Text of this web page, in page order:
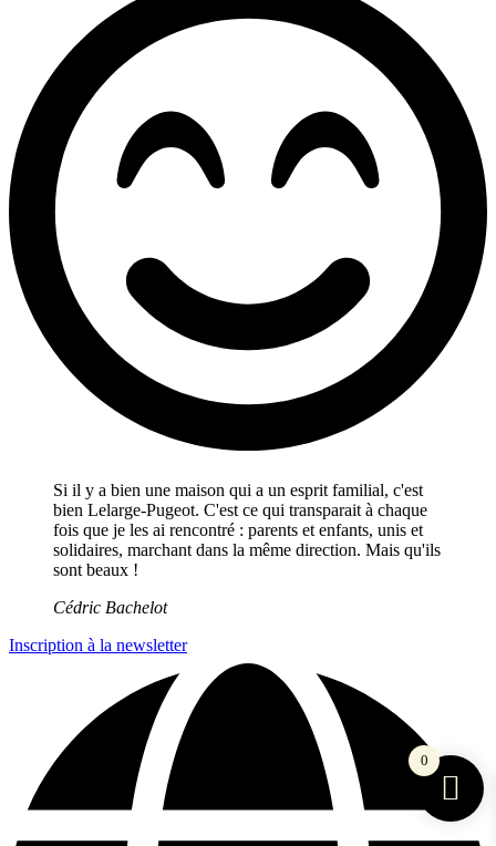
0
Si il y a bien une maison qui a un esprit familial, c'est
bien Lelarge-Pugeot. C'est ce qui transparait à chaque
fois que je les ai rencontré : parents et enfants, unis et
solidaires, marchant dans la même direction. Mais qu'ils
sont beaux !
Cédric Bachelot
Inscription à la newsletter